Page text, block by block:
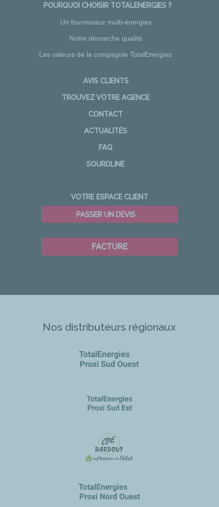
POURQUOI CHOISIR TOTALENERGIES ?
Un fournisseur multi-énergies
Notre démarche qualité
Les valeurs de la compagnie TotalEnergies
AVIS CLIENTS
TROUVEZ VOTRE AGENCE
CONTACT
ACTUALITÉS
FAQ
SOURDLINE
VOTRE ESPACE CLIENT
PASSER UN DEVIS
FACTURE
Nos distributeurs régionaux